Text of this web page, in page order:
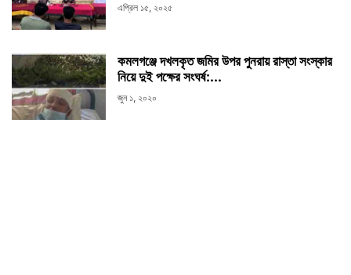
এপ্রিল ১৫, ২০২৫
কমলগঞ্জে দখলকৃত জমির উপর পুনরায় রাস্তা সংস্কার
নিয়ে দুই পক্ষের সংঘর্ষ:...
জুন ১, ২০২০